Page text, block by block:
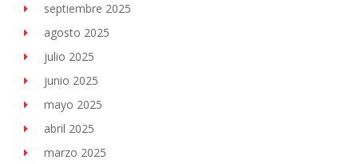
septiembre 2025
agosto 2025
julio 2025
junio 2025
mayo 2025
abril 2025
marzo 2025